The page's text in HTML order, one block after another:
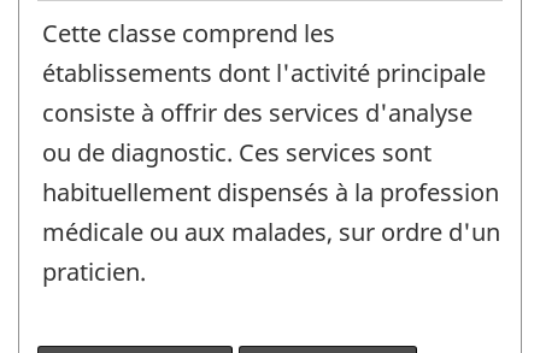
Cette classe comprend les
établissements dont l'activité principale
consiste à offrir des services d'analyse
ou de diagnostic. Ces services sont
habituellement dispensés à la profession
médicale ou aux malades, sur ordre d'un
praticien.